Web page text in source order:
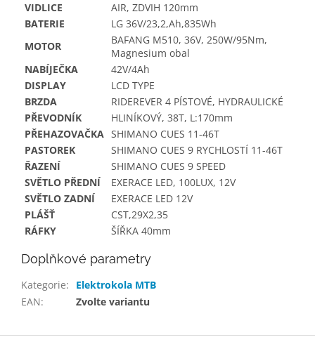
VIDLICE
AIR, ZDVIH 120mm
BATERIE
LG 36V/23,2,Ah,835Wh
MOTOR
BAFANG M510, 36V, 250W/95Nm,
Magnesium obal
NABÍJEČKA
42V/4Ah
DISPLAY
LCD TYPE
BRZDA
RIDEREVER 4 PÍSTOVÉ, HYDRAULICKÉ
PŘEVODNÍK
HLINÍKOVÝ, 38T, L:170mm
PŘEHAZOVAČKA SHIMANO CUES 11-46T
PASTOREK
SHIMANO CUES 9 RYCHLOSTÍ 11-46T
ŘAZENÍ
SHIMANO CUES 9 SPEED
SVĚTLO PŘEDNÍ
EXERACE LED, 100LUX, 12V
SVĚTLO ZADNÍ
EXERACE LED 12V
PLÁŠŤ
CST,29X2,35
RÁFKY
ŠÍŘKA 40mm
Doplňkové parametry
Kategorie:
Elektrokola MTB
EAN: Zvolte variantu